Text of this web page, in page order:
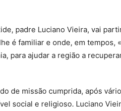
padre Luciano Vieira, vai
é familiar e onde, em tempos,
para ajudar a região a
de missão cumprida, após
social e religioso. Luciano